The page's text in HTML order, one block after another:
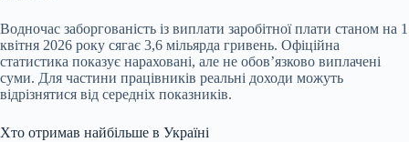
Водночас заборгованість із виплати заробітної плати станом на 1
квітня 2026 року сягає 3,6 мільярда гривень. Офіційна
статистика показує нараховані, але не обов’язково виплачені
суми. Для частини працівників реальні доходи можуть
відрізнятися від середніх показників.
Хто отримав найбільше в Україні